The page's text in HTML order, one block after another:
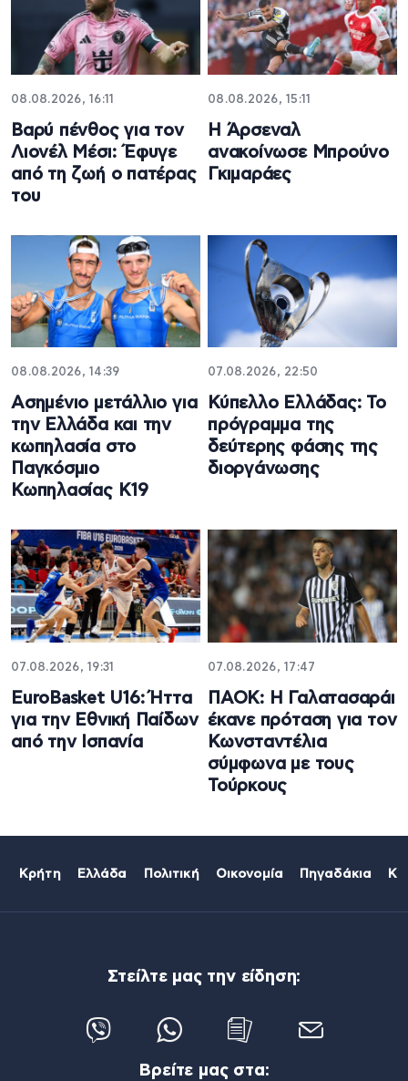
08.08.2026, 16:11
Βαρύ πένθος για τον
Λιονέλ Μέσι: Έφυγε
από τη ζωή ο πατέρας
του
08.08.2026, 15:11
Η Άρσεναλ
ανακοίνωσε Μπρούνο
Γκιμαράες
08.08.2026, 14:39
Ασημένιο μετάλλιο για
την Ελλάδα και την
κωπηλασία στο
Παγκόσμιο
Κωπηλασίας Κ19
07.08.2026, 22:50
Κύπελλο Ελλάδας: Το
πρόγραμμα της
δεύτερης φάσης της
διοργάνωσης
07.08.2026, 19:31
EuroBasket U16: Ήττα
για την Εθνική Παίδων
από την Ισπανία
07.08.2026, 17:47
ΠΑΟΚ: Η Γαλατασαράι
έκανε πρόταση για τον
Κωνσταντέλια
σύμφωνα με τους
Τούρκους
Κρήτη Ελλάδα Πολιτική Οικονομία Πηγαδάκια
Στείλτε μας την είδηση:
Βρείτε μας στα: